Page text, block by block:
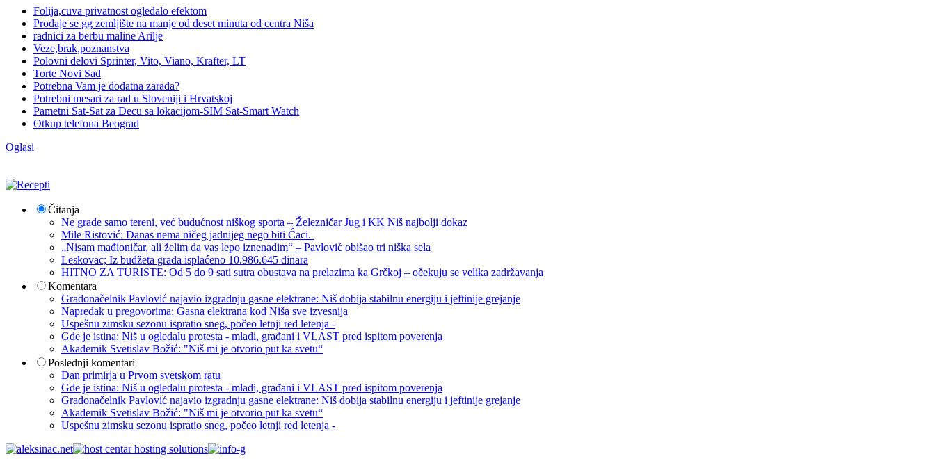
Folija,cuva privatnost ogledalo efektom
Prodaje se gg zemljište na manje od deset minuta od centra Niša
radnici za berbu maline Arilje
Veze,brak,poznanstva
Polovni delovi Sprinter, Vito, Viano, Krafter, LT
Torte Novi Sad
Potrebna Vam je dodatna zarada?
Potrebni mesari za rad u Sloveniji i Hrvatskoj
Pametni Sat-Sat za Decu sa lokacijom-SIM Sat-Smart Watch
Otkup telefona Beograd
Oglasi
Čitanja
Ne grade samo tereni, već budućnost niškog sporta – Železničar Jug i KK Niš najbolji dokaz
Mile Ristović: Danas nema ničeg jadnijeg nego biti Ćaci.
„Nisam mađioničar, ali želim da vas lepo iznenadim“ – Pavlović obišao tri niška sela
Leskovac; Iz budžeta grada isplaćeno 10.986.645 dinara
HITNO ZA TURISTE: Od 5 do 9 sati sutra obustava na prelazima ka Grčkoj – očekuju se velika zadržavanja
Komentara
Gradonačelnik Pavlović najavio izgradnju gasne elektrane: Niš dobija stabilnu energiju i jeftinije grejanje
Napredak u pregovorima: Gasna elektrana kod Niša sve izvesnija
Uspešnu zimsku sezonu ispratio sneg, počeo letnji red letenja -
Gde je istina: Niš u ogledalu protesta - mladi, građani i VLAST pred ispitom poverenja
Akademik Svetislav Božić: "Niš mi je otvorio put ka svetu“
Poslednji komentari
Dan primirja u Prvom svetskom ratu
Gde je istina: Niš u ogledalu protesta - mladi, građani i VLAST pred ispitom poverenja
Gradonačelnik Pavlović najavio izgradnju gasne elektrane: Niš dobija stabilnu energiju i jeftinije grejanje
Akademik Svetislav Božić: "Niš mi je otvorio put ka svetu“
Uspešnu zimsku sezonu ispratio sneg, počeo letnji red letenja -